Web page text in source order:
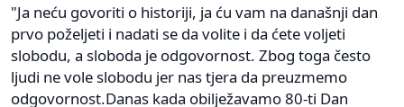
"Ja neću govoriti o historiji, ja ću vam na današnji dan
prvo poželjeti i nadati se da volite i da ćete voljeti
slobodu, a sloboda je odgovornost. Zbog toga često
ljudi ne vole slobodu jer nas tjera da preuzmemo
odgovornost.Danas kada obilježavamo 80-ti Dan